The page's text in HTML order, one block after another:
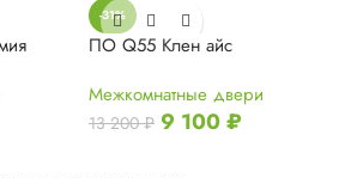
-31%
ПО Q55 Клен айс
Межкомнатные двери
13 200₽ 9 100₽